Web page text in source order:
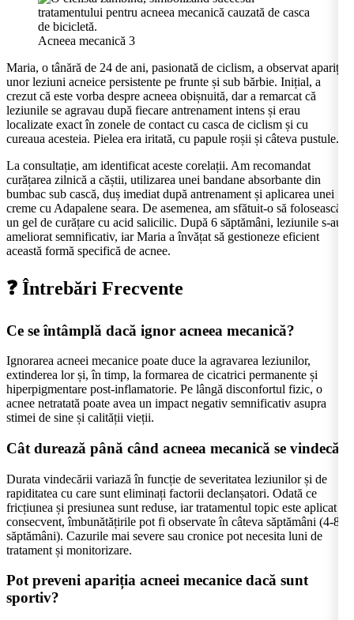
Acneea mecanică 3
Maria, o tânără de 24 de ani, pasionată de ciclism, a observat apariția
unor leziuni acneice persistente pe frunte și sub bărbie. Inițial, a
crezut că este vorba despre acneea obișnuită, dar a remarcat că
leziunile se agravau după fiecare antrenament intens și erau
localizate exact în zonele de contact cu casca de ciclism și cu
cureaua acesteia. Pielea era iritată, cu papule roșii și câteva pustule.
La consultație, am identificat aceste corelații. Am recomandat
curățarea zilnică a căștii, utilizarea unei bandane absorbante din
bumbac sub cască, duș imediat după antrenament și aplicarea unei
creme cu Adapalene seara. De asemenea, am sfătuit-o să folosească
un gel de curățare cu acid salicilic. După 6 săptămâni, leziunile s-au
ameliorat semnificativ, iar Maria a învățat să gestioneze eficient
această formă specifică de acnee.
❓ Întrebări Frecvente
Ce se întâmplă dacă ignor acneea mecanică?
Ignorarea acneei mecanice poate duce la agravarea leziunilor,
extinderea lor și, în timp, la formarea de cicatrici permanente și
hiperpigmentare post-inflamatorie. Pe lângă disconfortul fizic, o
acnee netratată poate avea un impact negativ semnificativ asupra
stimei de sine și calității vieții.
Cât durează până când acneea mecanică se vindecă?
Durata vindecării variază în funcție de severitatea leziunilor și de
rapiditatea cu care sunt eliminați factorii declanșatori. Odată ce
fricțiunea și presiunea sunt reduse, iar tratamentul topic este aplicat
consecvent, îmbunătățirile pot fi observate în câteva săptămâni (4-8
săptămâni). Cazurile mai severe sau cronice pot necesita luni de
tratament și monitorizare.
Pot preveni apariția acneei mecanice dacă sunt
sportiv?